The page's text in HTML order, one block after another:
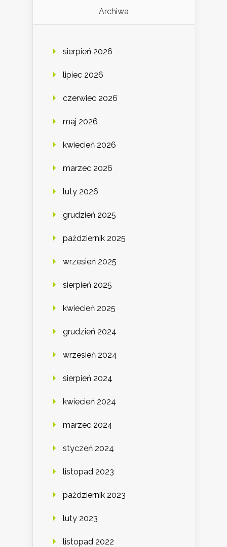
Archiwa
sierpień 2026
lipiec 2026
czerwiec 2026
maj 2026
kwiecień 2026
marzec 2026
luty 2026
grudzień 2025
październik 2025
wrzesień 2025
sierpień 2025
kwiecień 2025
grudzień 2024
wrzesień 2024
sierpień 2024
kwiecień 2024
marzec 2024
styczeń 2024
listopad 2023
październik 2023
luty 2023
listopad 2022